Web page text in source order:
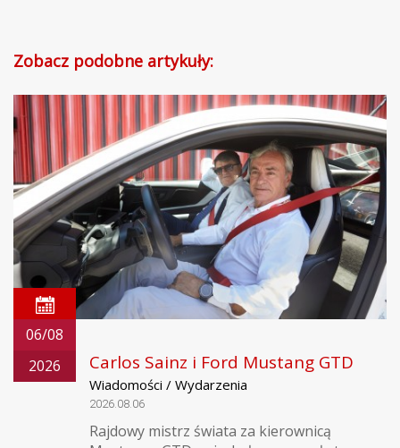
Zobacz podobne artykuły:
06/08
2026
Carlos Sainz i Ford Mustang GTD
Wiadomości / Wydarzenia
2026.08.06
Rajdowy mistrz świata za kierownicą